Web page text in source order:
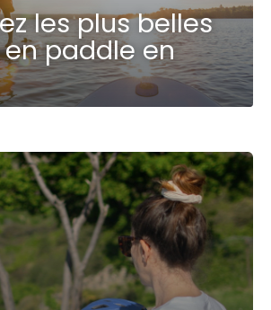
les plus belles
paddle en